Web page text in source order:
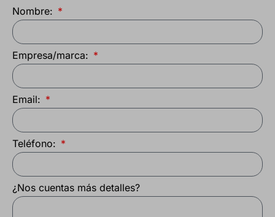
Nombre:
Empresa/marca:
Email:
Teléfono:
¿Nos cuentas más detalles?